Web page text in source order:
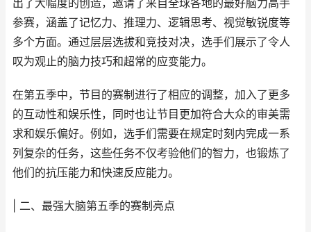
出了大幅度的创造，邀请了来自全球各地的最好脑力高手
参赛，涵盖了记忆力、推理力、逻辑思考、视觉敏锐度等
多个方面。通过层层选拔和竞技对决，选手们展示了令人
叹为观止的脑力技巧和超常的应变能力。
在第五季中，节目的赛制进行了相应的调整，加入了更多
的互动性和娱乐性，同时也让节目更加符合大众的审美需
求和娱乐偏好。例如，选手们需要在规定时刻内完成一系
列复杂的任务，这些任务不仅考验他们的智力，也锻炼了
他们的抗压能力和快速反应能力。
| 二、最强大脑第五季的赛制亮点